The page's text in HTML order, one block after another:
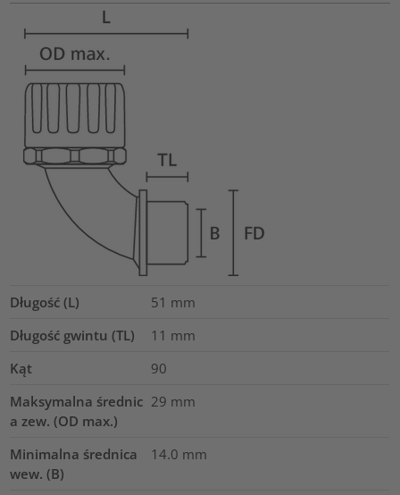
Długość (L) 51 mm
Długość gwintu (TL)
11 mm
Kąt
90
Maksymalna średnic
a zew. (OD max.)
29 mm
Minimalna średnica
wew. (B)
14.0 mm